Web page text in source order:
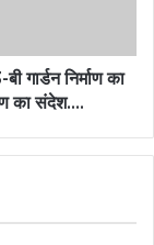
निर्माण का
का संदेश....